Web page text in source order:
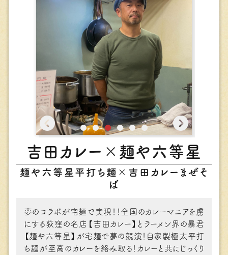
吉⽥カレー×麺や六等星
麺や六等星平打ち麺×吉⽥カレーまぜそ
ば
夢のコラボが宅麺で実現！！全国のカレーマニアを虜
にする荻窪の名店【吉⽥カレー】とラーメン界の暴君
【麺や六等星】が宅麺で夢の競演！⾃家製極太平打
ち麺が⾄⾼のカレーを絡み取る！カレーと共にじっくり